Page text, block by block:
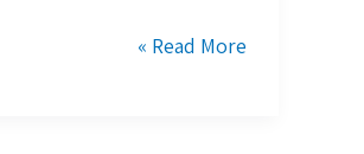
Read More »